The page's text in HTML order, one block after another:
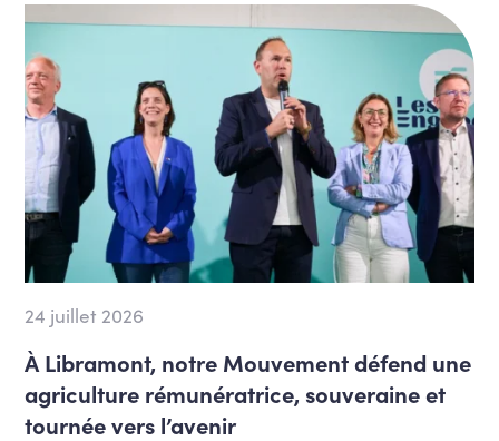
24 juillet 2026
À Libramont, notre Mouvement défend une
agriculture rémunératrice, souveraine et
tournée vers l’avenir